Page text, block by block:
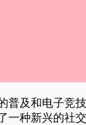
普及和电子竞
一种新兴的社